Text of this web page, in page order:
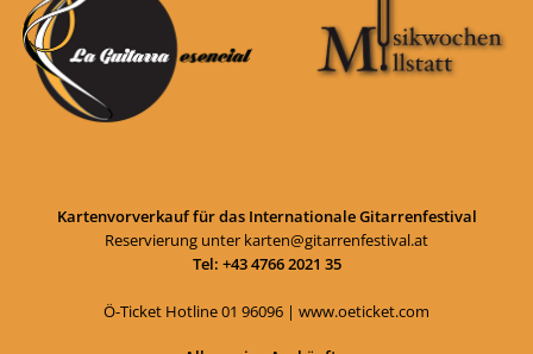
Kartenvorverkauf für das Internationale Gitarrenfestival
Reservierung unter karten@gitarrenfestival.at
Tel: +43 4766 2021 35
Ö-Ticket Hotline01 96096 | www.oeticket.com